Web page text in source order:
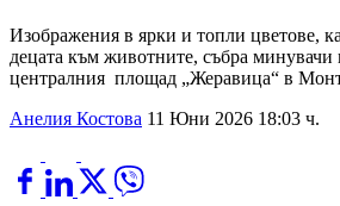
Изображения в ярки и топли цветове,
децата към животните, събра минувачи
централния площад „Жеравица“ в
Анелия Костова 11 Юни 2026 18:03 ч.